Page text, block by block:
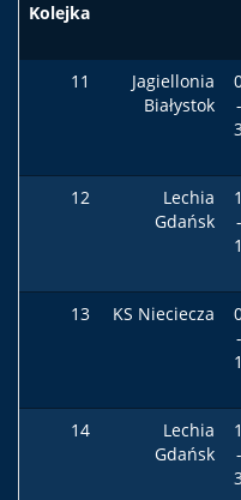
Kolejka
11
Jagiellonia
Białystok
-
12
Lechia
Gdańsk
1
-
1
13 KS Nieciecza
-
1
14
Lechia
Gdańsk
1
-